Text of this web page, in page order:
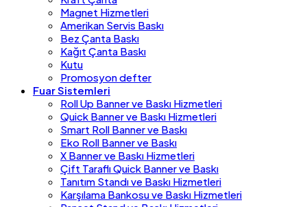
Magnet Hizmetleri
Amerikan Servis Baskı
Bez Çanta Baskı
Kağıt Çanta Baskı
Kutu
Promosyon defter
Fuar Sistemleri
Roll Up Banner ve Baskı Hizmetleri
Quick Banner ve Baskı Hizmetleri
Smart Roll Banner ve Baskı
Eko Roll Banner ve Baskı
X Banner ve Baskı Hizmetleri
Çift Taraflı Quick Banner ve Baskı
Tanıtım Standı ve Baskı Hizmetleri
Karşılama Bankosu ve Baskı Hizmetleri